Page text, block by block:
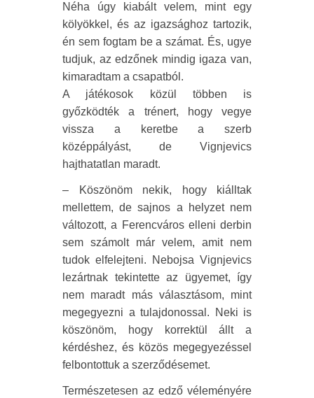
Néha úgy kiabált velem, mint egy
kölyökkel, és az igazsághoz tartozik,
én sem fogtam be a számat. És, ugye
tudjuk, az edzőnek mindig igaza van,
kimaradtam a csapatból.
A játékosok közül többen is
győzködték a trénert, hogy vegye
vissza a keretbe a szerb
középpályást, de Vignjevics
hajthatatlan maradt.
– Köszönöm nekik, hogy kiálltak
mellettem, de sajnos a helyzet nem
változott, a Ferencváros elleni derbin
sem számolt már velem, amit nem
tudok elfelejteni. Nebojsa Vignjevics
lezártnak tekintette az ügyemet, így
nem maradt más választásom, mint
megegyezni a tulajdonossal. Neki is
köszönöm, hogy korrektül állt a
kérdéshez, és közös megegyezéssel
felbontottuk a szerződésemet.
Természetesen az edző véleményére